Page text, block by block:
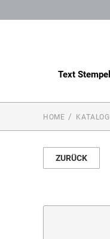
Text Stempel
HOME KATALOG
ZURÜCK